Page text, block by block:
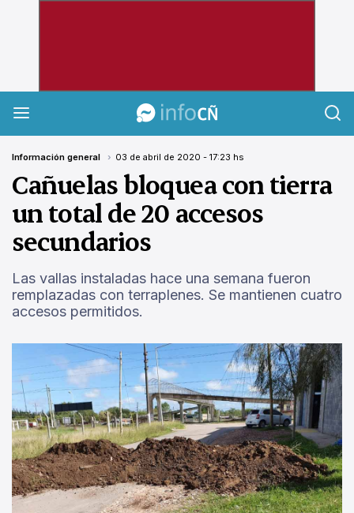
Información general 03 de abril de 2020 - 17:23 hs
Cañuelas bloquea con tierra
un total de 20 accesos
secundarios
Las vallas instaladas hace una semana fueron
remplazadas con terraplenes. Se mantienen cuatro
accesos permitidos.